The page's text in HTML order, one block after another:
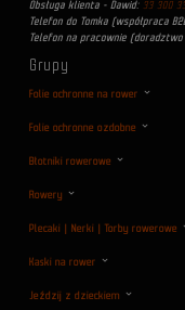
Obsługa klienta - Dawid: 33 300
Telefon do Tomka (współpraca
Telefon na pracownie
Grupy
Folie ochronne na rower
Folie ochronne ozdobne
Błotniki rowerowe
Rowery
Plecaki | Nerki | Torby rowerowe
Kaski na rower
Jeździj z dzieckiem